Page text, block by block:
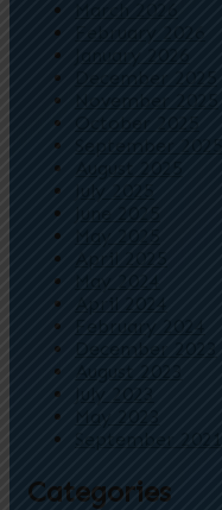
February 2026
January 2026
December 2025
November 2025
October 2025
September 2025
August 2025
July 2025
June 2025
May 2025
April 2025
May 2024
April 2024
February 2024
December 2023
August 2023
July 2023
May 2023
September 2021
Categories